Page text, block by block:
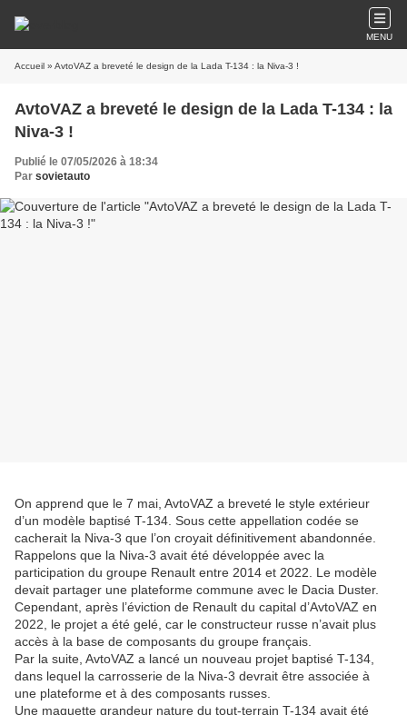
MENU
Accueil » AvtoVAZ a breveté le design de la Lada T-134 : la Niva-3 !
AvtoVAZ a breveté le design de la Lada T-134 : la
Niva-3 !
Publié le 07/05/2026 à 18:34
Par sovietauto
On apprend que le 7 mai, AvtoVAZ a breveté le style extérieur
d’un modèle baptisé T-134. Sous cette appellation codée se
cacherait la Niva-3 que l’on croyait définitivement abandonnée.
Rappelons que la Niva-3 avait été développée avec la
participation du groupe Renault entre 2014 et 2022. Le modèle
devait partager une plateforme commune avec le Dacia Duster.
Cependant, après l’éviction de Renault du capital d’AvtoVAZ en
2022, le projet a été gelé, car le constructeur russe n’avait plus
accès à la base de composants du groupe français.
Par la suite, AvtoVAZ a lancé un nouveau projet baptisé T-134,
dans lequel la carrosserie de la Niva-3 devrait être associée à
une plateforme et à des composants russes.
Une maquette grandeur nature du tout-terrain T-134 avait été